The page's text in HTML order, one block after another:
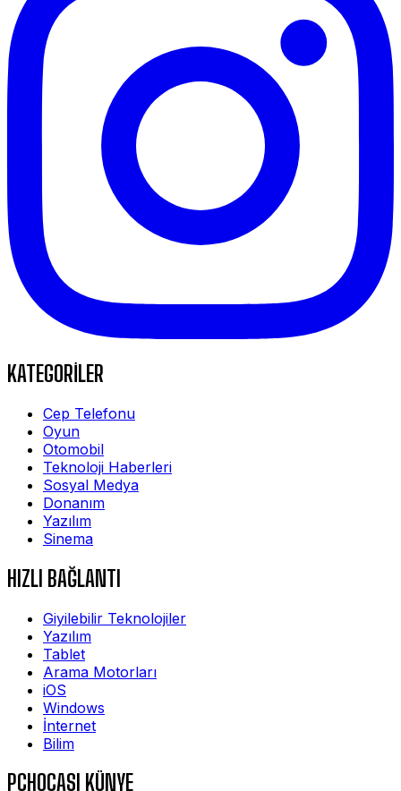
KATEGORİLER
Cep Telefonu
Oyun
Otomobil
Teknoloji Haberleri
Sosyal Medya
Donanım
Yazılım
Sinema
HIZLI BAĞLANTI
Giyilebilir Teknolojiler
Yazılım
Tablet
Arama Motorları
iOS
Windows
İnternet
Bilim
PCHOCASI KÜNYE